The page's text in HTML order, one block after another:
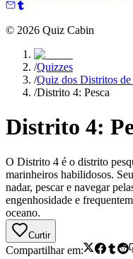
© 2026 Quiz Cabin
/Quizzes
/Quiz dos Distritos
/Distrito 4: Pesca
Distrito 4:
O Distrito 4 é o distrito
marinheiros habilidosos.
nadar, pescar e navegar
engenhosidade e
oceano.
Curtir
Compartilhar em: